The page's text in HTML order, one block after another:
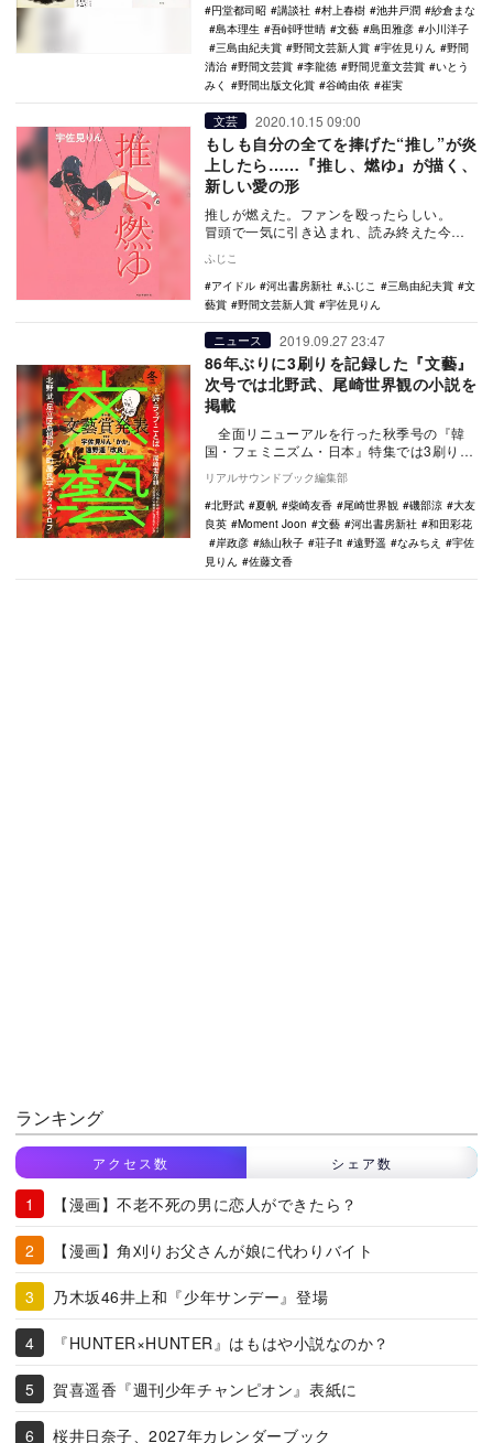
円堂都司昭
講談社 村上春樹 池井戸潤
紗倉まな
島本理生
吾峠呼世晴 文藝 島田雅彦
小川洋子
三島由紀夫賞
野間文芸新人賞 宇佐見りん
野間
清治
野間文芸賞 李龍徳 野間児童文芸賞
いとう
みく
野間出版文化賞 谷崎由依 崔実
文芸 2020.10.15 09:00
もしも自分の全てを捧げた“推し”が炎
上したら……『推し、燃ゆ』が描く、
新しい愛の形
推しが燃えた。ファンを殴ったらしい。
冒頭で一気に引き込まれ、読み終えた今も
く…
ふじこ
アイドル
河出書房新社 ふじこ 三島由紀夫賞
文
藝賞
野間文芸新人賞 宇佐見りん
ニュース 2019.09.27 23:47
86年ぶりに3刷りを記録した『文藝』
次号では北野武、尾崎世界観の小説を
掲載
全面リニューアルを行った秋季号の『韓
国・フェミニズム・日本』特集では3刷りを
記録し、話題となった『文藝』。次号では
ビート…
リアルサウンドブック編集部
北野武
夏帆 柴崎友香 尾崎世界観 磯部涼
大友
良英
Moment Joon 文藝 河出書房新社
和田彩花
岸政彦
絲山秋子 荘子it 遠野遥 なみちえ
宇佐
見りん
佐藤文香
ランキング
アクセス数 シェア数
【漫画】不老不死の男に恋人ができたら？
【漫画】角刈りお父さんが娘に代わりバイト
乃木坂46井上和『少年サンデー』登場
『HUNTER×HUNTER』はもはや小説なのか？
賀喜遥香『週刊少年チャンピオン』表紙に
桜井日奈子、2027年カレンダーブック